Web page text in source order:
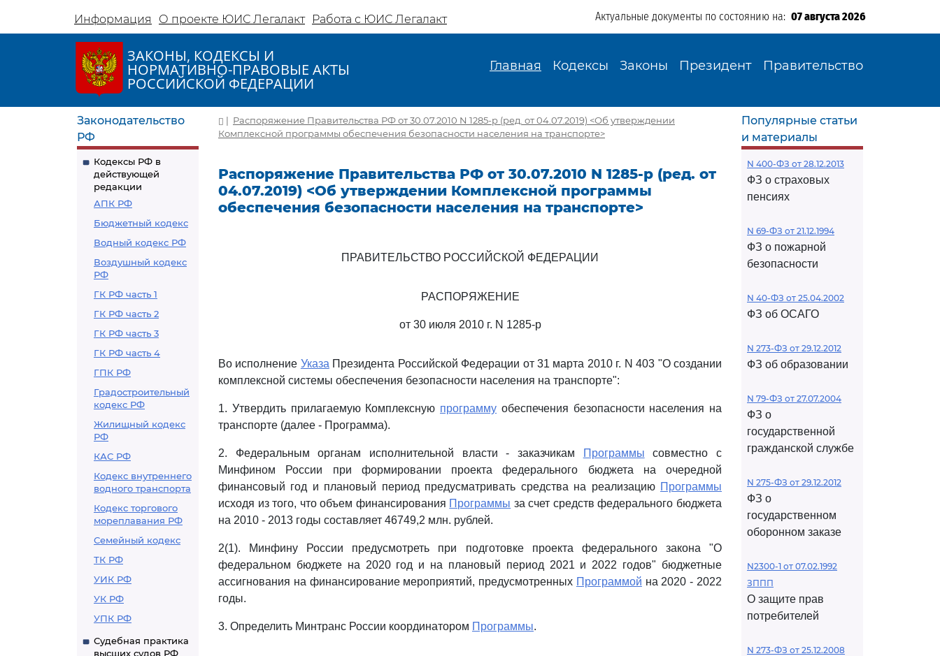
Информация О проекте ЮИС Легалакт Работа с ЮИС Легалакт Актуальные документы по состоянию на: 07 августа 2026
ЗАКОНЫ, КОДЕКСЫ И
НОРМАТИВНО-ПРАВОВЫЕ АКТЫ
РОССИЙСКОЙ ФЕДЕРАЦИИ
Главная Кодексы Законы Президент Правительство
Законодательство
РФ
Кодексы РФ в
действующей
редакции
АПК РФ
Бюджетный кодекс
Водный кодекс РФ
Воздушный кодекс
РФ
ГК РФ часть 1
ГК РФ часть 2
ГК РФ часть 3
ГК РФ часть 4
ГПК РФ
Градостроительный
кодекс РФ
Жилищный кодекс
РФ
КАС РФ
Кодекс внутреннего
водного транспорта
Кодекс торгового
мореплавания РФ
Семейный кодекс
ТК РФ
УИК РФ
УК РФ
УПК РФ
Судебная практика
высших судов РФ
| Распоряжение Правительства РФ от 30.07.2010 N 1285-р (ред. от 04.07.2019) <Об утверждении
Комплексной программы обеспечения безопасности населения на транспорте>
Распоряжение Правительства РФ от 30.07.2010 N 1285-р (ред. от
04.07.2019) <Об утверждении Комплексной программы
обеспечения безопасности населения на транспорте>
ПРАВИТЕЛЬСТВО РОССИЙСКОЙ ФЕДЕРАЦИИ
РАСПОРЯЖЕНИЕ
от 30 июля 2010 г. N 1285-р
Во исполнение Указа Президента Российской Федерации от 31 марта 2010 г. N 403 "О создании
комплексной системы обеспечения безопасности населения на транспорте":
1. Утвердить прилагаемую Комплексную программу обеспечения безопасности населения на
транспорте (далее - Программа).
2. Федеральным органам исполнительной власти - заказчикам Программы совместно с
Минфином России при формировании проекта федерального бюджета на очередной
финансовый год и плановый период предусматривать средства на реализацию Программы
исходя из того, что объем финансирования Программы за счет средств федерального бюджета
на 2010 - 2013 годы составляет 46749,2 млн. рублей.
2(1). Минфину России предусмотреть при подготовке проекта федерального закона "О
федеральном бюджете на 2020 год и на плановый период 2021 и 2022 годов" бюджетные
ассигнования на финансирование мероприятий, предусмотренных Программой на 2020 - 2022
годы.
3. Определить Минтранс России координатором Программы.
Популярные статьи
и материалы
N 400-ФЗ от 28.12.2013
ФЗ о страховых
пенсиях
N 69-ФЗ от 21.12.1994
ФЗ о пожарной
безопасности
N 40-ФЗ от 25.04.2002
ФЗ об ОСАГО
N 273-ФЗ от 29.12.2012
ФЗ об образовании
N 79-ФЗ от 27.07.2004
ФЗ о
государственной
гражданской службе
N 275-ФЗ от 29.12.2012
ФЗ о
государственном
оборонном заказе
N2300-1 от 07.02.1992
ЗППП
О защите прав
потребителей
N 273-ФЗ от 25.12.2008